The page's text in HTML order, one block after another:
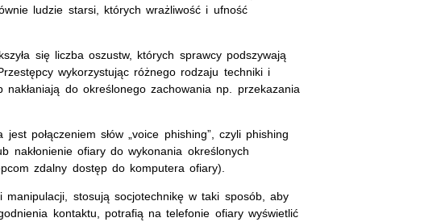
ludzie starsi, których wrażliwość i ufność
się liczba oszustw, których sprawcy podszywają
wykorzystując różnego rodzaju techniki i
do określonego zachowania np. przekazania
połączeniem słów „voice phishing”, czyli phishing
nakłonienie ofiary do wykonania określonych
zdalny dostęp do komputera ofiary).
manipulacji, stosują socjotechnikę w taki sposób, aby
kontaktu, potrafią na telefonie ofiary wyświetlić